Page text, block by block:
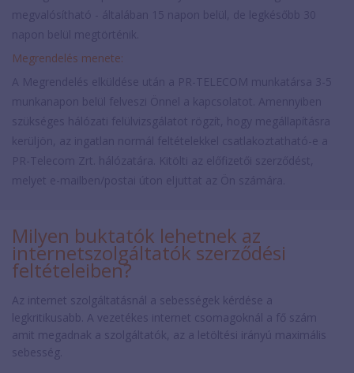
Megrendelés menete:
Milyen buktatók lehetnek az
internetszolgáltatók szerződési
feltételeiben?
Az internet szolgáltatásnál a sebességek kérdése a
legkritikusabb. A vezetékes internet csomagoknál a fő szám
amit megadnak a szolgáltatók, az a letöltési irányú maximális
sebesség.